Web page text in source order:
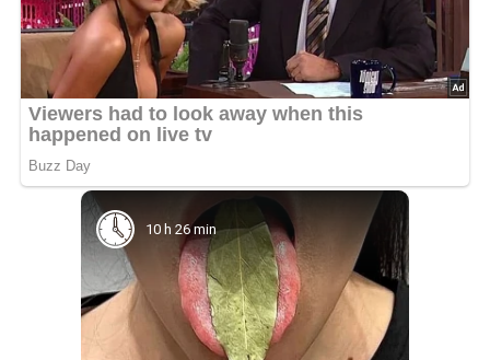
10 h 26 min